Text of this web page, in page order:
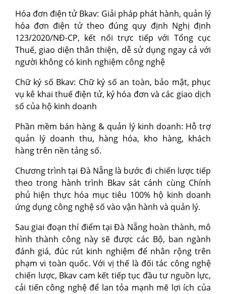
Hóa đơn điện tử Bkav: Giải pháp phát hành, quản lý
hóa đơn điện tử theo đúng quy định Nghị định
123/2020/NĐ-CP, kết nối trực tiếp với Tổng cục
Thuế, giao diện thân thiện, dễ sử dụng ngay cả với
người không có kinh nghiệm công nghệ
Chữ ký số Bkav: Chữ ký số an toàn, bảo mật, phục
vụ kê khai thuế điện tử, ký hóa đơn và các giao dịch
số của hộ kinh doanh
Phần mềm bán hàng & quản lý kinh doanh: Hỗ trợ
quản lý doanh thu, hàng hóa, kho hàng, khách
hàng trên nền tảng số.
Chương trình tại Đà Nẵng là bước đi chiến lược tiếp
theo trong hành trình Bkav sát cánh cùng Chính
phủ hiện thực hóa mục tiêu 100% hộ kinh doanh
ứng dụng công nghệ số vào vận hành và quản lý.
Sau giai đoạn thí điểm tại Đà Nẵng hoàn thành, mô
hình thành công này sẽ được các Bộ, ban ngành
đánh giá, đúc rút kinh nghiệm để nhân rộng trên
phạm vi toàn quốc. Với vị thế là đối tác công nghệ
chiến lược, Bkav cam kết tiếp tục đầu tư nguồn lực,
cải tiến công nghệ để lan tỏa mạnh mẽ lợi ích của